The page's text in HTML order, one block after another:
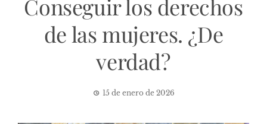
Conseguir los derechos
de las mujeres. ¿De
verdad?
15 de enero de 2026